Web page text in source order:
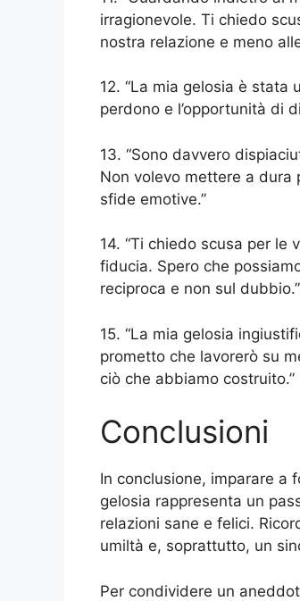
irragionevole. Ti chiedo
nostra relazione e meno
12. “La mia gelosia è
perdono e l’opportunità di
13. “Sono davvero
Non volevo mettere a dura
sfide emotive.”
14. “Ti chiedo scusa per
fiducia. Spero che
reciproca e non sul dubbio.”
15. “La mia gelosia
prometto che lavorerò su
ciò che abbiamo costruito.”
Conclusioni
In conclusione, imparare a
gelosia rappresenta un
relazioni sane e felici.
umiltà e, soprattutto, un
Per condividere un